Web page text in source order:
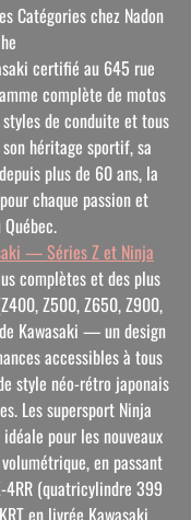
Catégories chez Nadon
certifié au 645 rue
complète de motos
de conduite et tous
héritage sportif, sa
plus de 60 ans, la
chaque passion et
— Séries Z et Ninja
complètes et des plus
Z500, Z650, Z900,
Kawasaki — un design
accessibles à tous
style néo-rétro japonais
Les supersport Ninja
pour les nouveaux
en passant
(quatricylindre 399
en livrée Kawasaki